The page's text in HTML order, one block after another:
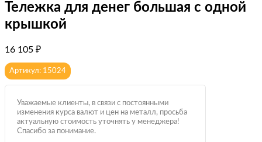
Тележка для денег большая с одной
крышкой
16 105 ₽
Артикул: 15024
Уважаемые клиенты, в связи с постоянными
изменения курса валют и цен на металл, просьба
актуальную стоимость уточнять у менеджера!
Спасибо за понимание.